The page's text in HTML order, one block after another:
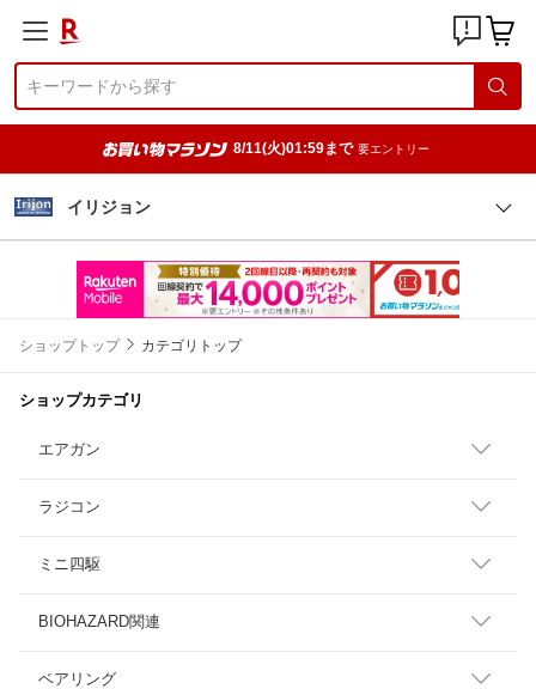
8/11(火)01:59まで 要エントリー
イリジョン
ショップトップ カテゴリトップ
ショップカテゴリ
エアガン
ラジコン
ミニ四駆
BIOHAZARD関連
ベアリング